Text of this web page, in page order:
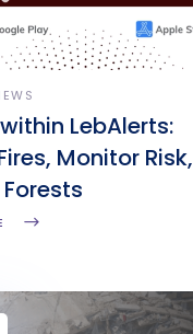
LebAlerts:
Monitor Risk,